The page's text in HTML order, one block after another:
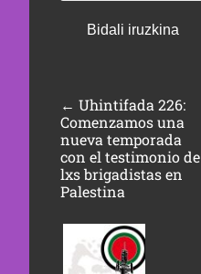
← Uhintifada 226:
Comenzamos una
nueva temporada
con el testimonio de
lxs brigadistas en
Palestina